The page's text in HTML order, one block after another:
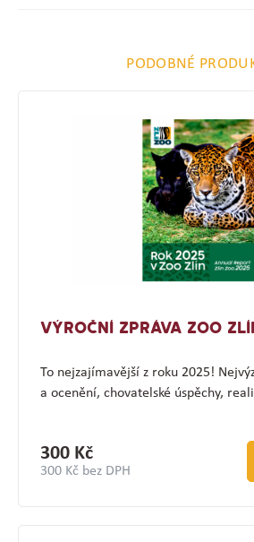
PODOBNÉ
VÝROČNÍ ZPRÁVA ZOO
To nejzajímavější z roku 2025!
a ocenění, chovatelské úspěchy,
300 Kč
300 Kč bez DPH